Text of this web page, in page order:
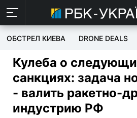
ОБСТРЕЛ КИЕВА DRONE DEALS
Кулеба о
санкциях: задача
- валить ракетно-
индустрию РФ